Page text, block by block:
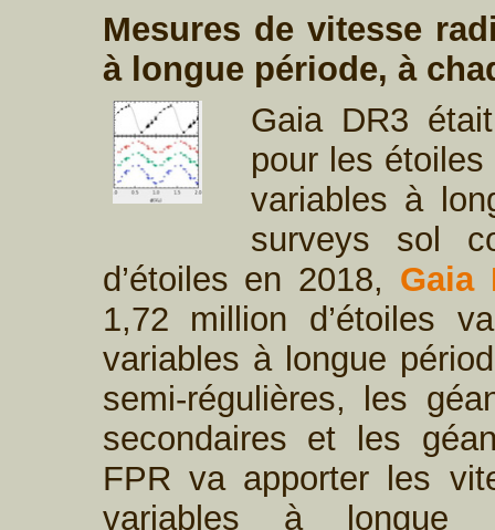
Mesures de vitesse
à longue période, à
Gaia DR3
pour les
variables à
surveys sol
d’étoiles en 2018, Gaia
1,72 million d’étoiles
variables à longue
semi-régulières, les
secondaires et les
FPR va apporter les
variables à longue